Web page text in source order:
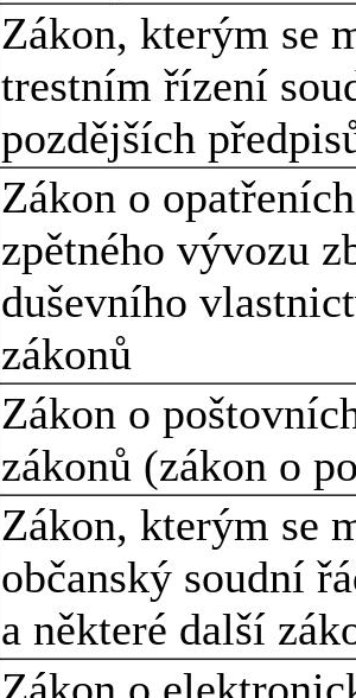
Zákon, kterým se
trestním řízení
pozdějších
Zákon o
zpětného vývozu
duševního
zákonů
Zákon o
zákonů (zákon o
Zákon, kterým se
občanský soudní
a některé další